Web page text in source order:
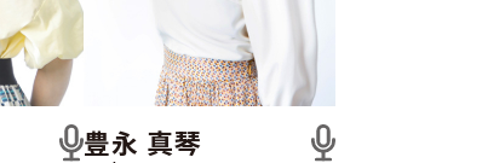
豊永 真琴